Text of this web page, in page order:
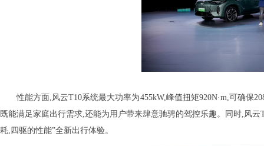
性能方面,风云T10系统最大功率为455kW,峰值扭矩920N·m,可确保
既能满足家庭出行需求,还能为用户带来肆意驰骋的驾控乐趣。同时,风
耗,四驱的性能”全新出行体验。